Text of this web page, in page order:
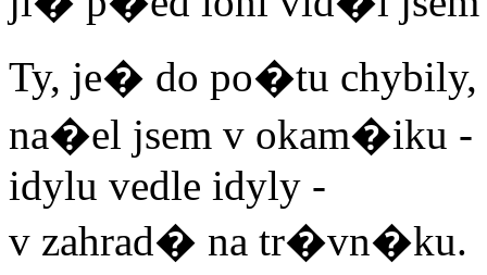
Ty, je� do po�tu chybily,
na�el jsem v okam�iku -
idylu vedle idyly -
v zahrad� na tr�vn�ku.